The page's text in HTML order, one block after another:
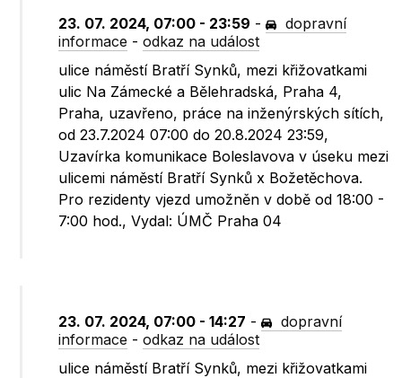
23. 07. 2024, 07:00 - 23:59 -
dopravní
informace -odkaz na událost
ulice náměstí Bratří Synků, mezi křižovatkami
ulic Na Zámecké a Bělehradská, Praha 4,
Praha, uzavřeno, práce na inženýrských sítích,
od 23.7.2024 07:00 do 20.8.2024 23:59,
Uzavírka komunikace Boleslavova v úseku mezi
ulicemi náměstí Bratří Synků x Božetěchova.
Pro rezidenty vjezd umožněn v době od 18:00 -
7:00 hod., Vydal: ÚMČ Praha 04
23. 07. 2024, 07:00 - 14:27 -
dopravní
informace -odkaz na událost
ulice náměstí Bratří Synků, mezi křižovatkami